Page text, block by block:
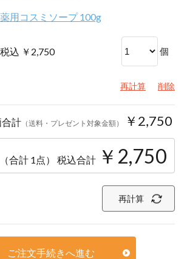
薬用コスミソープ 100g
税込 ￥2,750 個
再計算 削除
計 （送料・プレゼント対象金額） ￥2,750
（合計 1点） 税込合計 ￥2,750
再計算
ご注文手続きへ進む